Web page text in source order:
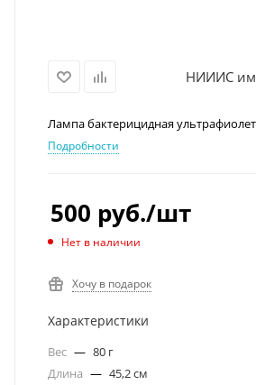
НИИИС
Лампа бактерицидная
Подробности
500 руб./шт
Нет в наличии
Хочу в подарок
Характеристики
Вес — 80 г
Длина — 45,2 см